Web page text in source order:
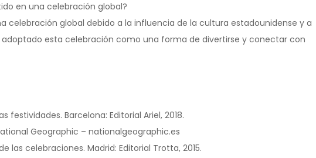
en una celebración global?
celebración global debido a la influencia de la cultura estadounidense y a
adoptado esta celebración como una forma de divertirse y conectar con
festividades. Barcelona: Editorial Ariel, 2018.
Geographic – nationalgeographic.es
las celebraciones. Madrid: Editorial Trotta, 2015.